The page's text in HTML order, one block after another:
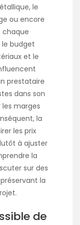
le
ou encore
chaque
budget
et le
prestataire
dans son
marges
la
les prix
à ajuster
la
sur des
la
de